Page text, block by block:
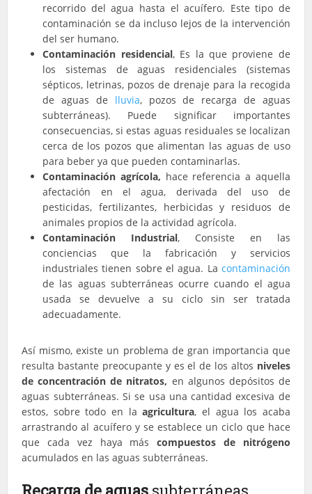
recorrido del agua hasta el acuífero. Este tipo de
contaminación se da incluso lejos de la intervención
del ser humano.
Contaminación residencial, Es la que proviene de
los sistemas de aguas residenciales (sistemas
sépticos, letrinas, pozos de drenaje para la recogida
de aguas de lluvia, pozos de recarga de aguas
subterráneas). Puede significar importantes
consecuencias, si estas aguas residuales se localizan
cerca de los pozos que alimentan las aguas de uso
para beber ya que pueden contaminarlas.
Contaminación agrícola, hace referencia a aquella
afectación en el agua, derivada del uso de
pesticidas, fertilizantes, herbicidas y residuos de
animales propios de la actividad agrícola.
Contaminación Industrial, Consiste en las
conciencias que la fabricación y servicios
industriales tienen sobre el agua. La contaminación
de las aguas subterráneas ocurre cuando el agua
usada se devuelve a su ciclo sin ser tratada
adecuadamente.
Así mismo, existe un problema de gran importancia que
resulta bastante preocupante y es el de los altos niveles
de concentración de nitratos, en algunos depósitos de
aguas subterráneas. Si se usa una cantidad excesiva de
estos, sobre todo en laagricultura, el agua los acaba
arrastrando al acuífero y se establece un ciclo que hace
que cada vez haya máscompuestos de nitrógeno
acumulados en las aguas subterráneas.